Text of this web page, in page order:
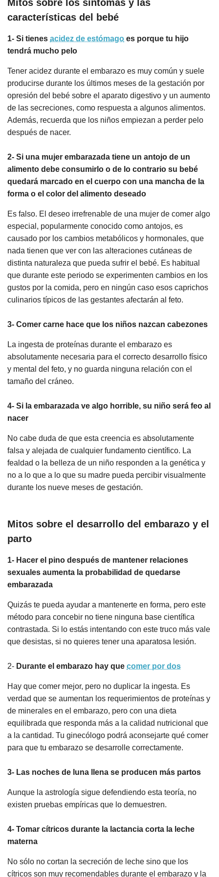
Mitos sobre los síntomas y las
características del bebé
1- Si tienes acidez de estómago es porque tu hijo
tendrá mucho pelo
Tener acidez durante el embarazo es muy común y suele
producirse durante los últimos meses de la gestación por
opresión del bebé sobre el aparato digestivo y un aumento
de las secreciones, como respuesta a algunos alimentos.
Además, recuerda que los niños empiezan a perder pelo
después de nacer.
2- Si una mujer embarazada tiene un antojo de un
alimento debe consumirlo o de lo contrario su bebé
quedará marcado en el cuerpo con una mancha de la
forma o el color del alimento deseado
Es falso. El deseo irrefrenable de una mujer de comer algo
especial, popularmente conocido como antojos, es
causado por los cambios metabólicos y hormonales, que
nada tienen que ver con las alteraciones cutáneas de
distinta naturaleza que pueda sufrir el bebé. Es habitual
que durante este periodo se experimenten cambios en los
gustos por la comida, pero en ningún caso esos caprichos
culinarios típicos de las gestantes afectarán al feto.
3- Comer carne hace que los niños nazcan cabezones
La ingesta de proteínas durante el embarazo es
absolutamente necesaria para el correcto desarrollo físico
y mental del feto, y no guarda ninguna relación con el
tamaño del cráneo.
4- Si la embarazada ve algo horrible, su niño será feo al
nacer
No cabe duda de que esta creencia es absolutamente
falsa y alejada de cualquier fundamento científico. La
fealdad o la belleza de un niño responden a la genética y
no a lo que a lo que su madre pueda percibir visualmente
durante los nueve meses de gestación.
Mitos sobre el desarrollo del embarazo y el
parto
1- Hacer el pino después de mantener relaciones
sexuales aumenta la probabilidad de quedarse
embarazada
Quizás te pueda ayudar a mantenerte en forma, pero este
método para concebir no tiene ninguna base científica
contrastada. Si lo estás intentando con este truco más vale
que desistas, si no quieres tener una aparatosa lesión.
2- Durante el embarazo hay que comer por dos
Hay que comer mejor, pero no duplicar la ingesta. Es
verdad que se aumentan los requerimientos de proteínas y
de minerales en el embarazo, pero con una dieta
equilibrada que responda más a la calidad nutricional que
a la cantidad. Tu ginecólogo podrá aconsejarte qué comer
para que tu embarazo se desarrolle correctamente.
3- Las noches de luna llena se producen más partos
Aunque la astrología sigue defendiendo esta teoría, no
existen pruebas empíricas que lo demuestren.
4- Tomar cítricos durante la lactancia corta la leche
materna
No sólo no cortan la secreción de leche sino que los
cítricos son muy recomendables durante el embarazo y la